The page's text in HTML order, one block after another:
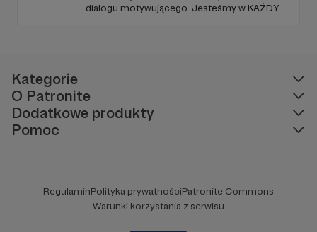
dialogu motywującego. Jesteśmy w KAŻDY
Kategorie
O Patronite
Dodatkowe produkty
Pomoc
RegulaminPolityka prywatnościPatronite Commons
Warunki korzystania z serwisu